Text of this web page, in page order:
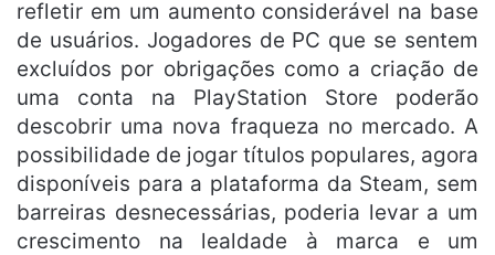
refletir em um aumento considerável na base
de usuários. Jogadores de PC que se sentem
excluídos por obrigações como a criação de
uma conta na PlayStation Store poderão
descobrir uma nova fraqueza no mercado. A
possibilidade de jogar títulos populares, agora
disponíveis para a plataforma da Steam, sem
barreiras desnecessárias, poderia levar a um
crescimento na lealdade à marca e um